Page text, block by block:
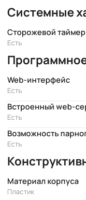
Системные
Сторожевой таймер
Есть
Web-интерфейс
Есть
Встроенный web-
Есть
Возможность
Есть
Материал корпуса
Пластик